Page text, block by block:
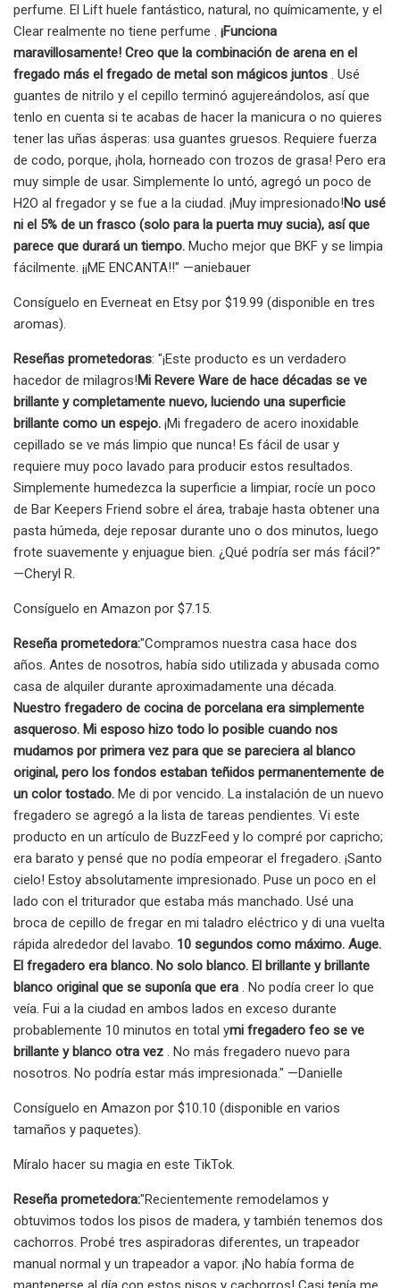
perfume. El Lift huele fantástico, natural, no químicamente, y el
Clear realmente no tiene perfume . ¡Funciona
maravillosamente! Creo que la combinación de arena en el
fregado más el fregado de metal son mágicos juntos . Usé
guantes de nitrilo y el cepillo terminó agujereándolos, así que
tenlo en cuenta si te acabas de hacer la manicura o no quieres
tener las uñas ásperas: usa guantes gruesos. Requiere fuerza
de codo, porque, ¡hola, horneado con trozos de grasa! Pero era
muy simple de usar. Simplemente lo untó, agregó un poco de
H2O al fregador y se fue a la ciudad. ¡Muy impresionado!No usé
ni el 5% de un frasco (solo para la puerta muy sucia), así que
parece que durará un tiempo. Mucho mejor que BKF y se limpia
fácilmente. ¡¡ME ENCANTA!!" —aniebauer
Consíguelo en Everneat en Etsy por $19.99 (disponible en tres
aromas).
Reseñas prometedoras: "¡Este producto es un verdadero
hacedor de milagros!Mi Revere Ware de hace décadas se ve
brillante y completamente nuevo, luciendo una superficie
brillante como un espejo. ¡Mi fregadero de acero inoxidable
cepillado se ve más limpio que nunca! Es fácil de usar y
requiere muy poco lavado para producir estos resultados.
Simplemente humedezca la superficie a limpiar, rocíe un poco
de Bar Keepers Friend sobre el área, trabaje hasta obtener una
pasta húmeda, deje reposar durante uno o dos minutos, luego
frote suavemente y enjuague bien. ¿Qué podría ser más fácil?"
—Cheryl R.
Consíguelo en Amazon por $7.15.
Reseña prometedora:"Compramos nuestra casa hace dos
años. Antes de nosotros, había sido utilizada y abusada como
casa de alquiler durante aproximadamente una década.
Nuestro fregadero de cocina de porcelana era simplemente
asqueroso. Mi esposo hizo todo lo posible cuando nos
mudamos por primera vez para que se pareciera al blanco
original, pero los fondos estaban teñidos permanentemente de
un color tostado. Me di por vencido. La instalación de un nuevo
fregadero se agregó a la lista de tareas pendientes. Vi este
producto en un artículo de BuzzFeed y lo compré por capricho;
era barato y pensé que no podía empeorar el fregadero. ¡Santo
cielo! Estoy absolutamente impresionado. Puse un poco en el
lado con el triturador que estaba más manchado. Usé una
broca de cepillo de fregar en mi taladro eléctrico y di una vuelta
rápida alrededor del lavabo. 10 segundos como máximo. Auge.
El fregadero era blanco. No solo blanco. El brillante y brillante
blanco original que se suponía que era . No podía creer lo que
veía. Fui a la ciudad en ambos lados en exceso durante
probablemente 10 minutos en total ymi fregadero feo se ve
brillante y blanco otra vez . No más fregadero nuevo para
nosotros. No podría estar más impresionada." —Danielle
Consíguelo en Amazon por $10.10 (disponible en varios
tamaños y paquetes).
Míralo hacer su magia en este TikTok.
Reseña prometedora:"Recientemente remodelamos y
obtuvimos todos los pisos de madera, y también tenemos dos
cachorros. Probé tres aspiradoras diferentes, un trapeador
manual normal y un trapeador a vapor. ¡No había forma de